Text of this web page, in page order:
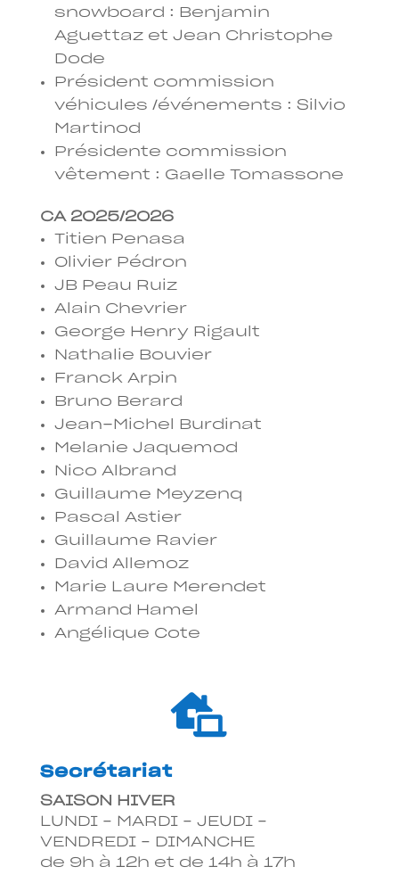
snowboard : Benjamin
Aguettaz et Jean Christophe
Dode
Président commission
véhicules /événements : Silvio
Martinod
Présidente commission
vêtement : Gaelle Tomassone
CA 2025/2026
Titien Penasa
Olivier Pédron
JB Peau Ruiz
Alain Chevrier
George Henry Rigault
Nathalie Bouvier
Franck Arpin
Bruno Berard
Jean-Michel Burdinat
Melanie Jaquemod
Nico Albrand
Guillaume Meyzenq
Pascal Astier
Guillaume Ravier
David Allemoz
Marie Laure Merendet
Armand Hamel
Angélique Cote

Secrétariat
SAISON HIVER
LUNDI – MARDI – JEUDI –
VENDREDI – DIMANCHE
de 9h à 12h et de 14h à 17h